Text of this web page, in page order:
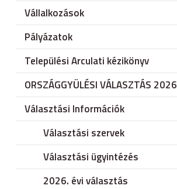
Vállalkozások
Pályázatok
Települési Arculati kézikönyv
ORSZÁGGYÜLÉSI VÁLASZTÁS 2026
Választási Információk
Választási szervek
Választási ügyintézés
2026. évi választás